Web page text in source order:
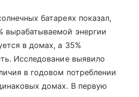
батареях показал,
вырабатываемой энергии
в домах, а 35%
Исследование выявило
в годовом потреблении
домах. В первую